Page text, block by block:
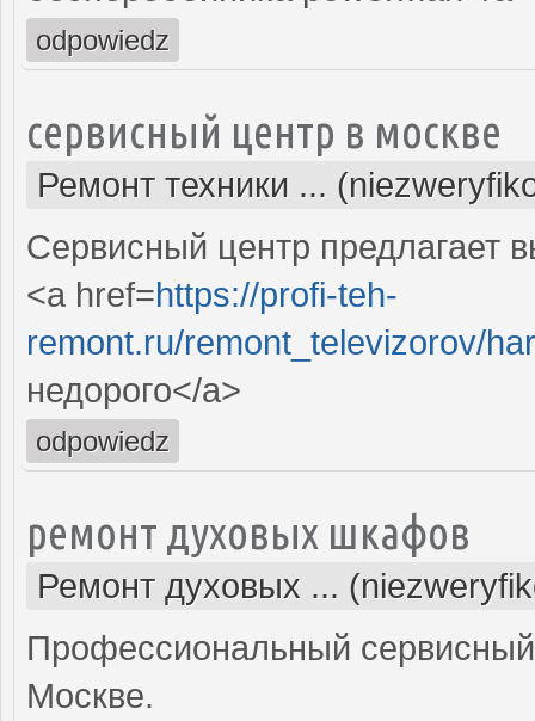
odpowiedz
сервисный центр в москве
Ремонт техники ...
Сервисный центр предлагает
<a href=https://profi-teh-
remont.ru/remont_televizorov/
недорого</a>
odpowiedz
ремонт духовых шкафов
Ремонт духовых ...
Профессиональный
Москве.